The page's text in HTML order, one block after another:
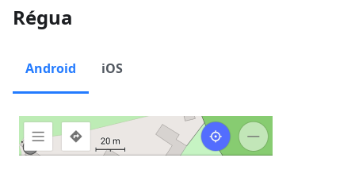
Régua
Android iOS